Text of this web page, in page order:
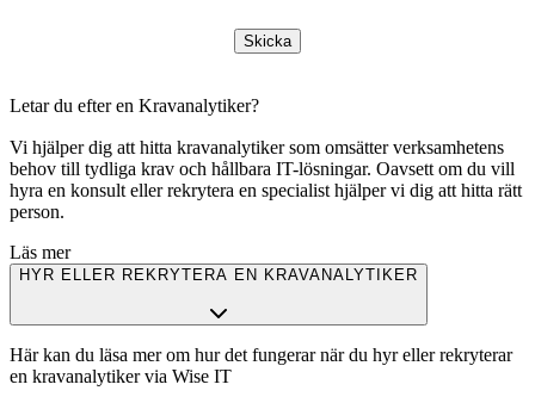
Skicka
Letar du efter en Kravanalytiker?
Vi hjälper dig att hitta kravanalytiker som omsätter verksamhetens
behov till tydliga krav och hållbara IT-lösningar. Oavsett om du vill
hyra en konsult eller rekrytera en specialist hjälper vi dig att hitta rätt
person.
Läs mer
HYR ELLER REKRYTERA EN KRAVANALYTIKER
Här kan du läsa mer om hur det fungerar när du hyr eller rekryterar
en kravanalytiker via Wise IT